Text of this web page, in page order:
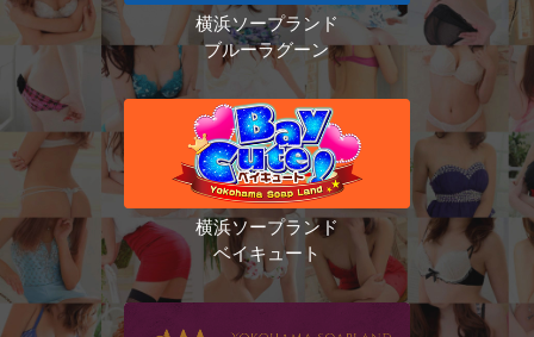
横浜ソープランド
ブルーラグーン
横浜ソープランド
ベイキュート